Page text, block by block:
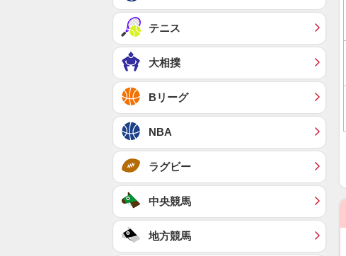
テニス
大相撲
Bリーグ
NBA
ラグビー
中央競馬
地方競馬